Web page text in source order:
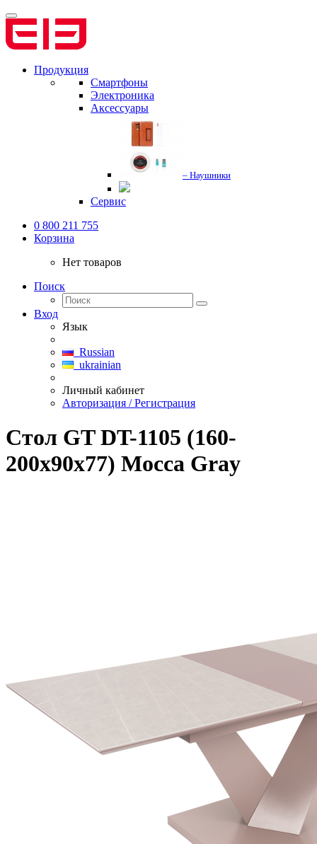
Продукция
Смартфоны
Электроника
Аксессуары
– Наушники
Сервис
0 800 211 755
Корзина
Нет товаров
Поиск
Вход
Язык
Russian
ukrainian
Личный кабинет
Авторизация / Регистрация
Стол GT DT-1105 (160-
200x90x77) Mocca Gray